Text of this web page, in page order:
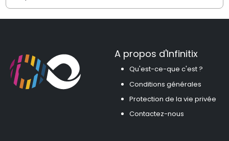
A propos d'Infinitix
Qu'est-ce-que c'est ?
Conditions générales
Protection de la vie privée
Contactez-nous